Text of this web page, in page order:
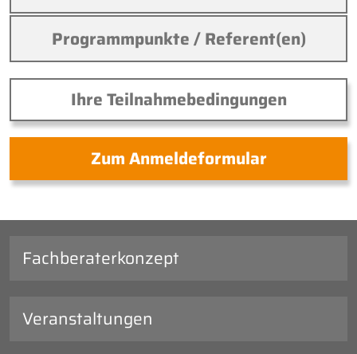
Programmpunkte / Referent(en)
Ihre Teilnahmebedingungen
Zum Anmeldeformular
Fachberaterkonzept
Veranstaltungen